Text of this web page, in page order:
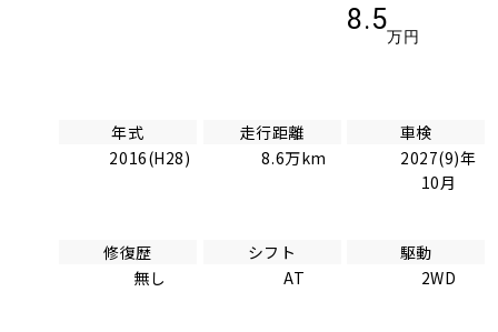
8.5
万円
年式
2016(H28)
走行距離
8.6万km
車検
2027(9)年
10月
修復歴
無し
シフト
AT
駆動
2WD